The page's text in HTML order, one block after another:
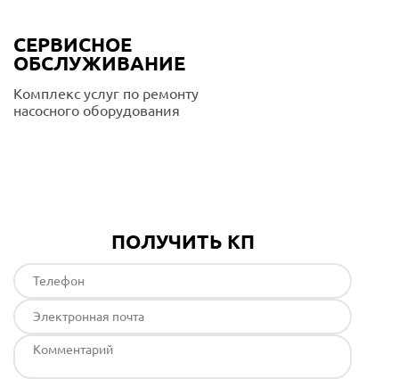
СЕРВИСНОЕ
ОБСЛУЖИВАНИЕ
Комплекс услуг по ремонту
насосного оборудования
ПОЛУЧИТЬ КП